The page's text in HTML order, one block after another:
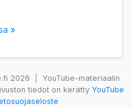
»
2026
YouTube-materiaalin
tiedot on kerätty YouTube